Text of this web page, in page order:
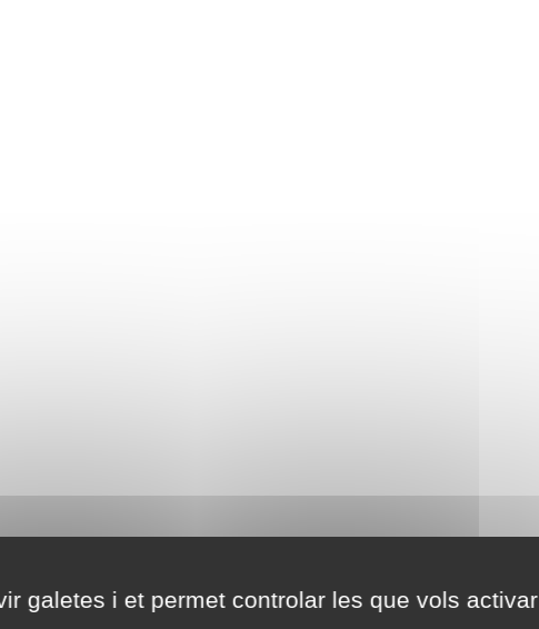
galetes i et permet controlar les que vols activar